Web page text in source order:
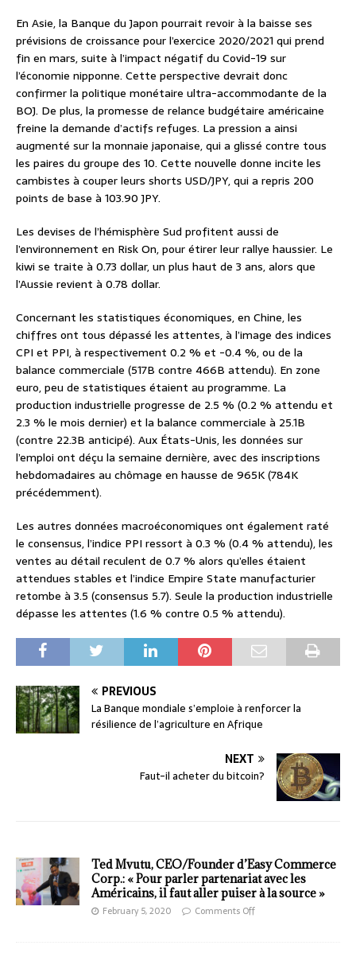
En Asie, la Banque du Japon pourrait revoir à la baisse ses
prévisions de croissance pour l’exercice 2020/2021 qui prend
fin en mars, suite à l’impact négatif du Covid-19 sur
l’économie nipponne. Cette perspective devrait donc
confirmer la politique monétaire ultra-accommodante de la
BOJ. De plus, la promesse de relance budgétaire américaine
freine la demande d’actifs refuges. La pression a ainsi
augmenté sur la monnaie japonaise, qui a glissé contre tous
les paires du groupe des 10. Cette nouvelle donne incite les
cambistes à couper leurs shorts USD/JPY, qui a repris 200
points de base à 103.90 JPY.
Les devises de l’hémisphère Sud profitent aussi de
l’environnement en Risk On, pour étirer leur rallye haussier. Le
kiwi se traite à 0.73 dollar, un plus haut de 3 ans, alors que
l’Aussie revient à 0.78 dollar.
Concernant les statistiques économiques, en Chine, les
chiffres ont tous dépassé les attentes, à l’image des indices
CPI et PPI, à respectivement 0.2 % et -0.4 %, ou de la
balance commerciale (517B contre 466B attendu). En zone
euro, peu de statistiques étaient au programme. La
production industrielle progresse de 2.5 % (0.2 % attendu et
2.3 % le mois dernier) et la balance commerciale à 25.1B
(contre 22.3B anticipé). Aux États-Unis, les données sur
l’emploi ont déçu la semaine dernière, avec des inscriptions
hebdomadaires au chômage en hausse de 965K (784K
précédemment).
Les autres données macroéconomiques ont également raté
le consensus, l’indice PPI ressort à 0.3 % (0.4 % attendu), les
ventes au détail reculent de 0.7 % alors qu’elles étaient
attendues stables et l’indice Empire State manufacturier
retombe à 3.5 (consensus 5.7). Seule la production industrielle
dépasse les attentes (1.6 % contre 0.5 % attendu).
PREVIOUS
La Banque mondiale s’emploie à renforcer la
résilience de l’agriculture en Afrique
NEXT
Faut-il acheter du bitcoin?
Ted Mvutu, CEO/Founder d’Easy Commerce
Corp.: « Pour parler partenariat avec les
Américains, il faut aller puiser à la source »
February 5, 2020 Comments Off